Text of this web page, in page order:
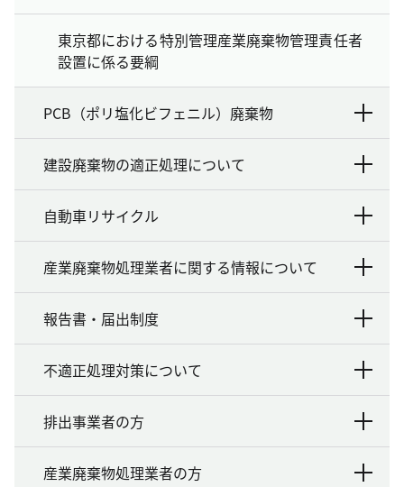
東京都における特別管理産業廃棄物管理責任者
設置に係る要綱
PCB（ポリ塩化ビフェニル）廃棄物
建設廃棄物の適正処理について
自動車リサイクル
産業廃棄物処理業者に関する情報について
報告書・届出制度
不適正処理対策について
排出事業者の方
産業廃棄物処理業者の方